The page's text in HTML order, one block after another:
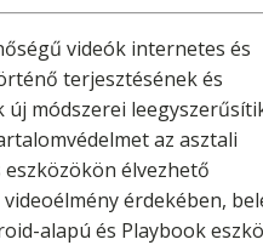
videók internetes és
terjesztésének és
új módszerei
az asztali
eszközökön élvezhető
érdekében,
alapú és Playbook